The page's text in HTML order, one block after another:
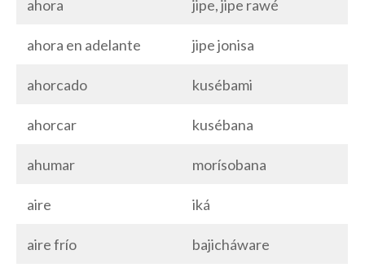
ahora jipe, jipe rawé
ahora en adelante jipe jonisa
ahorcado kusébami
ahorcar kusébana
ahumar morísobana
aire iká
aire frío bajicháware